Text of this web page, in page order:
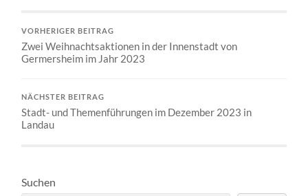
VORHERIGER BEITRAG
Zwei Weihnachtsaktionen in der Innenstadt von
Germersheim im Jahr 2023
NÄCHSTER BEITRAG
Stadt- und Themenführungen im Dezember 2023 in
Landau
Suchen